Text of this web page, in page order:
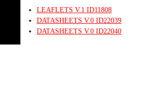
LEAFLETS V.1 ID11808
DATASHEETS V.0 ID22039
DATASHEETS V.0 ID22040